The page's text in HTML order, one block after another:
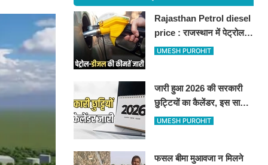
Rajasthan Petrol diesel
price : राजस्थान में पेट्रोल-
डीजल की कीमतें जारी, जानिए
UMESH PUROHIT
जारी हुआ 2026 की सरकारी
छुट्टियों का कैलेंडर, इस साल
कई बार मिलेगा लगातार
UMESH PUROHIT
फसल बीमा मुआवजा न मिलने